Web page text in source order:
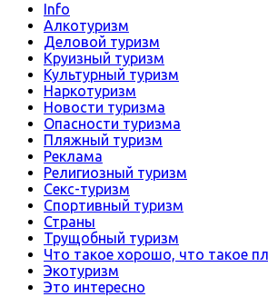
Info
Алкотуризм
Деловой туризм
Круизный туризм
Культурный туризм
Наркотуризм
Новости туризма
Опасности туризма
Пляжный туризм
Реклама
Религиозный туризм
Секс-туризм
Спортивный туризм
Страны
Трущобный туризм
Что такое хорошо, что такое
Экотуризм
Это интересно